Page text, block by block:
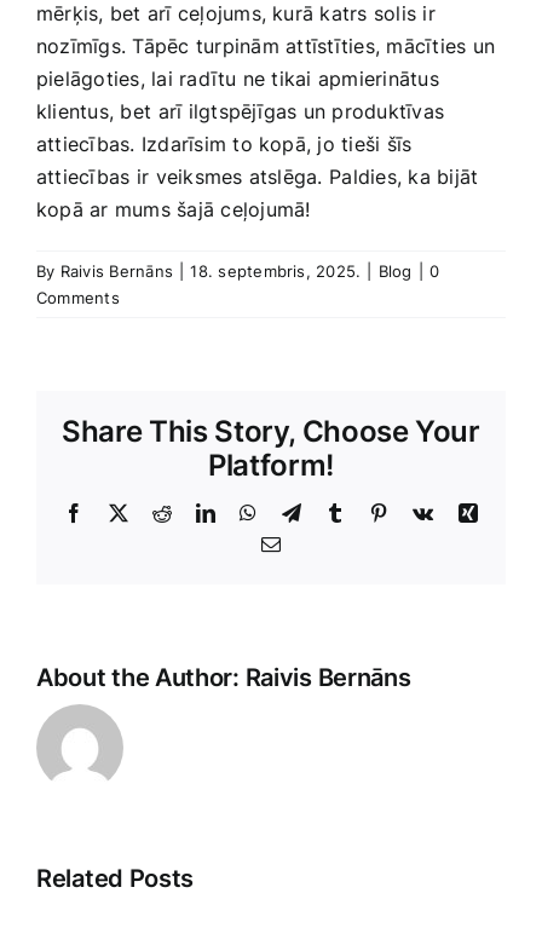
mērķis, bet arī ceļojums, kurā katrs solis ir
nozīmīgs. Tāpēc turpinām⁤ attīstīties, mācīties un
pielāgoties, lai radītu ne tikai apmierinātus
klientus, bet⁣ arī ilgtspējīgas un produktīvas​
attiecības. Izdarīsim to kopā, jo tieši šīs
attiecības ⁢ir veiksmes atslēga.⁣ Paldies, ka ‍bijāt
kopā ar mums šajā ceļojumā!
By Raivis Bernāns 18. septembris, 2025. Blog
0
Comments
Share This Story, Choose Your
Platform!
Facebook
X RedditLinkedInWhatsApp
TelegramTumblr Pinterest
Vk
Xing
E-
About the Author: Raivis Bernāns
Related Posts